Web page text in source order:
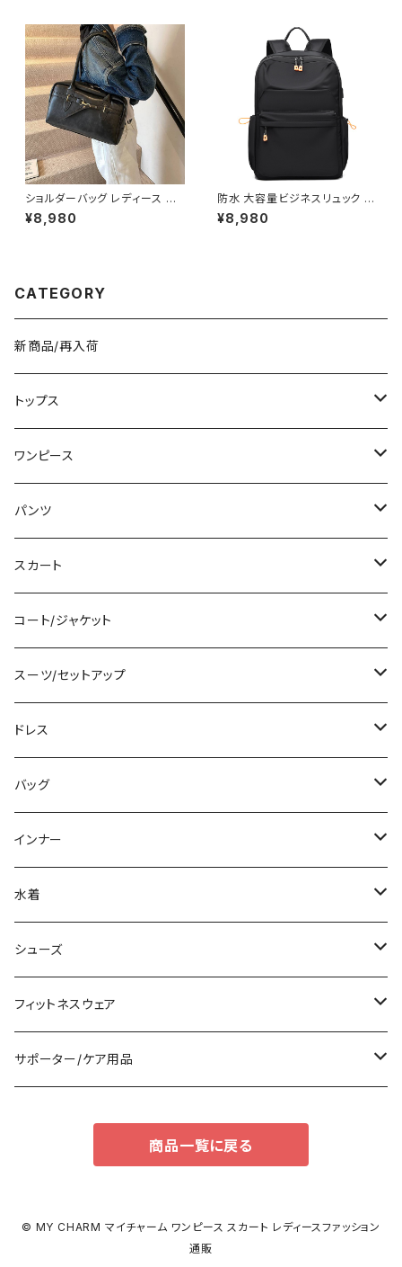
ワンサイズ K-B0276
人コーデ ブラック ダークブラウ
ン ブラウン ホワイト ワンサイズ
K-B0266
ショルダーバッグ レディース ハ
ンドバッグ ボストンバッグ レザ
ーバッグ 肩掛けバッグ 通勤バッ
¥8,980
防水 大容量ビジネスリュック メ
ンズ レディース PC対応 通勤通
学バッグ キャリーオン対応 軽量
¥8,980
CATEGORY
新商品/再入荷
トップス
Tシャツ/カットソー
タンクトップ/キャミソール
シャツ/ブラウス
ベアトップ/チューブトップ
カーディガン/ボレロ
ニット/セーター
パーカー
スウェット/トレーナー
その他
ワンピース
ミニ/ショート
ミディアム/ミモレ
ロング/マキシ
袖付き
ノースリーブ
その他
チュニック
パンツ
ショート丈
クロップド丈
ロング丈
デニム
レギンス
その他
オールインワン
スカート
ミニ/ショート
ミディアム/ミモレ
ロング
その他
コート/ジャケット
コート
ジャケット
その他
スーツ/セットアップ
パンツスーツ
スカートスーツ
その他
ドレス
ミニ/ショート
ミディアム/ミモレ
ロング/マキシ
袖付き
ノースリーブ
パンツドレス
バッグ
サブバッグ
クラッチバッグ
フォーマルバッグ
カジュアルバッグ
バックパック
その他
インナー
ブラ/ブラトップ/ベアトップ
ショーツ
タンクトップ/キャミソール
半袖/5分
ペチコート/ペチパンツ
水着
タンキニ
バンドゥビキニ
ワンピース
シューズ
スニーカー
ブーツ
その他
フィットネスウェア
セット販売
タイツ
サポーター/ケア用品
商品一覧に戻る
© MY CHARM マイチャーム ワンピース スカート レディースファッション
通販